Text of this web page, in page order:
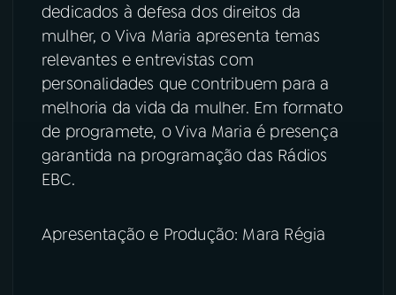
ACOMPANHE A RÁDIO NACIONAL
Facebook
TikTok
dedicados à defesa dos direitos da
mulher, o Viva Maria apresenta temas
relevantes e entrevistas com
personalidades que contribuem para a
melhoria da vida da mulher. Em formato
de programete, o Viva Maria é presença
garantida na programação das Rádios
EBC.
Apresentação e Produção: Mara Régia